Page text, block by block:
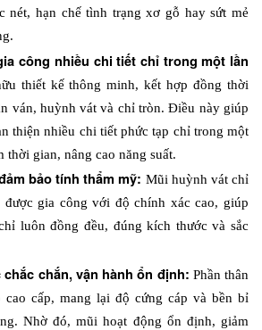
nét, hạn chế tình trạng xơ gỗ hay sứt mẻ
công nhiều chi tiết chỉ trong một lần
thiết kế thông minh, kết hợp đồng thời
ván, huỳnh vát và chỉ tròn. Điều này giúp
thiện nhiều chi tiết phức tạp chỉ trong một
thời gian, nâng cao năng suất.
bảo tính thẩm mỹ: Mũi huỳnh vát chỉ
được gia công với độ chính xác cao, giúp
luôn đồng đều, đúng kích thước và sắc
chắn, vận hành ổn định: Phần thân
cấp, mang lại độ cứng cáp và bền bỉ
Nhờ đó, mũi hoạt động ổn định, giảm